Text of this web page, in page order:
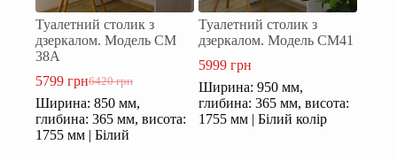
Туалетний столик з
дзеркалом. Модель СМ
38А
6420грн
Оригінальна
ціна:
6420 грн.
5799 грнПоточна
ціна:
5799 грн.
Ширина: 850 мм,
глибина: 365 мм, висота:
1755 мм | Білий
Туалетний столик з
дзеркалом. Модель СМ41
5999грн
Ширина: 950 мм,
глибина: 365 мм, висота:
1755 мм | Білий колір